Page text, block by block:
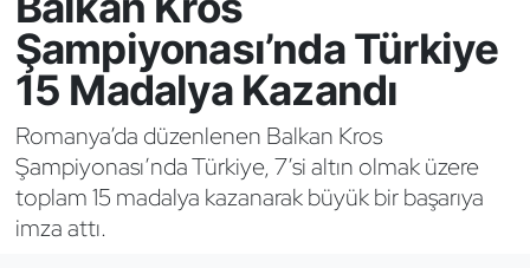
Şampiyonası’nda Türkiye
15 Madalya Kazandı
Romanya’da düzenlenen Balkan Kros
Şampiyonası’nda Türkiye, 7’si altın olmak üzere
toplam 15 madalya kazanarak büyük bir başarıya
imza attı.
Bisiklet
Bocce Bowling Dart
Boks
Briç